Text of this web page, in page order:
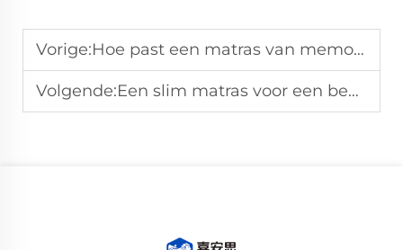
Vorige:Hoe past een matras van memoryschaum zich aan verschillende slaaphoudingen aan?
Volgende:Een slim matras voor een bed moet regelmatig worden gereinigd om hygiëne te waarborgen.